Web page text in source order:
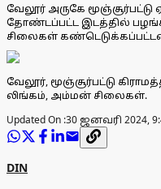
வேலூர் அருகே
தோண்டப்பட்ட இடத்தில்
சிலைகள்
வேலூர், மூஞ்சூர்பட்டு
லிங்கம், அம்மன் சிலைகள்.
Updated On :30 ஜனவரி 2024,
DIN